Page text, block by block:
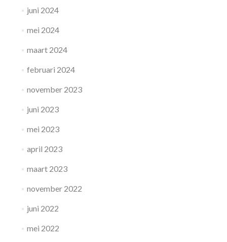
juni 2024
mei 2024
maart 2024
februari 2024
november 2023
juni 2023
mei 2023
april 2023
maart 2023
november 2022
juni 2022
mei 2022